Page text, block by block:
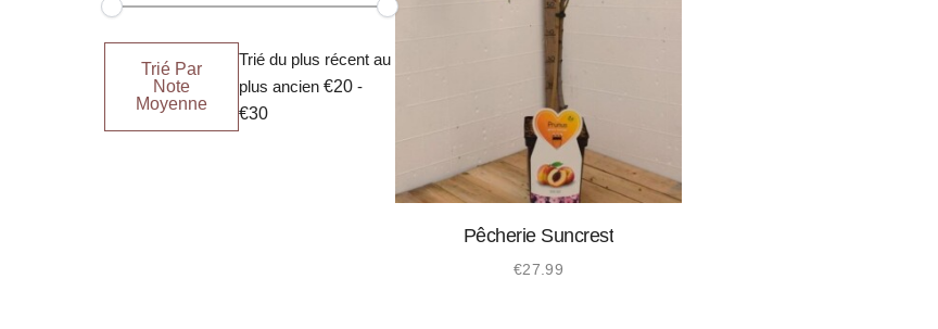
Tri
défaut
Trié
popularité
Trié Par
Note
Moyenne
Trié du plus récent au
plus ancien €20-
€30
Pêcherie Suncrest
€27.99